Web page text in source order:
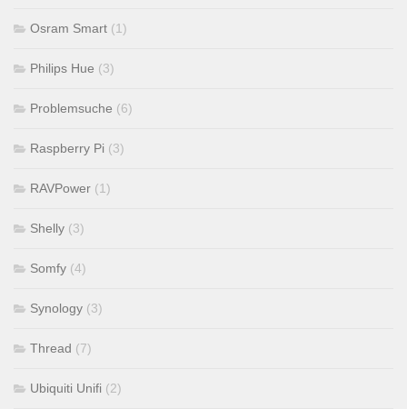
Osram Smart (1)
Philips Hue (3)
Problemsuche (6)
Raspberry Pi (3)
RAVPower (1)
Shelly (3)
Somfy (4)
Synology (3)
Thread (7)
Ubiquiti Unifi (2)